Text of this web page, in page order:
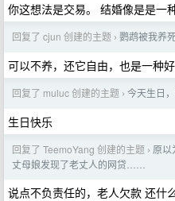
你这想法是交易。 结婚像是是一
回复了 cjun 创建的主题 › 鹦鹉被我养
可以不养，还它自由，也是一种
回复了 muluc 创建的主题 › 今天生日
生日快乐
回复了 TeemoYang 创建的主题 › 原以
丈母娘发现了老丈人的网贷……
说点不负责任的，老人欠款 还什